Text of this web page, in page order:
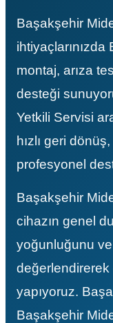
Duvar Tipi Klima
Başakşehir
montaj, arıza
desteği
Yetkili Servisi
hızlı geri
profesyonel
Başakşehir
cihazın genel
yoğunluğunu
yapıyoruz.
Başakşehir